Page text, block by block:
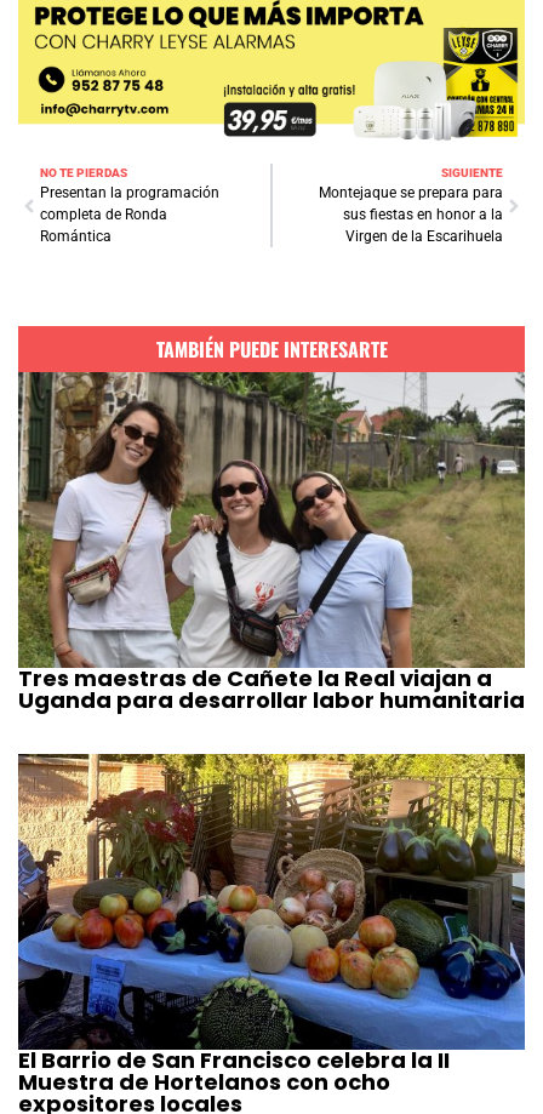
NO TE PIERDAS
Presentan la programación
completa de Ronda
Romántica
SIGUIENTE
Montejaque se prepara para
sus fiestas en honor a la
Virgen de la Escarihuela
TAMBIÉN PUEDE INTERESARTE
Tres maestras de Cañete la Real viajan a
Uganda para desarrollar labor humanitaria
El Barrio de San Francisco celebra la II
Muestra de Hortelanos con ocho
expositores locales